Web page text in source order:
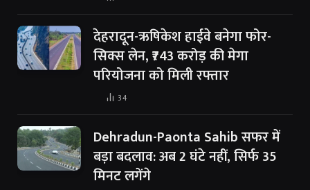
देहरादून-ऋषिकेश हाईवे बनेगा फोर-
सिक्स लेन, ₹743 करोड़ की मेगा
परियोजना को मिली रफ्तार
34
Dehradun-Paonta Sahib सफर में
बड़ा बदलाव: अब 2 घंटे नहीं, सिर्फ 35
मिनट लगेंगे